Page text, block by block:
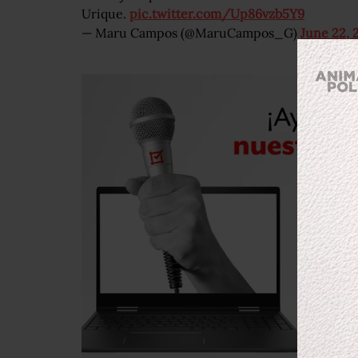
Urique. pic.twitter.com/Up86vzb5Y9
— Maru Campos (@MaruCampos_G) June 22,